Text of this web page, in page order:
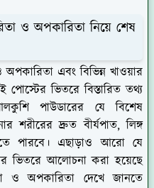
ও অপকারিতা নিয়ে শেষ
এবং বিভিন্ন খাওয়ার
ভিতরে বিস্তারিত তথ্য
পাউডারের যে বিশেষ
দ্রুত বীর্যপাত, লিঙ্গ
পারবে। এছাড়াও আরো যে
ভিতরে আলোচনা করা হয়েছে
ও অপকারিতা দেখে জানতে